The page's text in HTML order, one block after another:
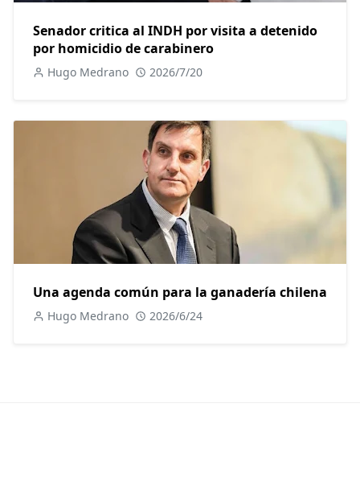
Senador critica al INDH por visita a detenido
por homicidio de carabinero
Hugo Medrano 2026/7/20
Una agenda común para la ganadería chilena
Hugo Medrano 2026/6/24